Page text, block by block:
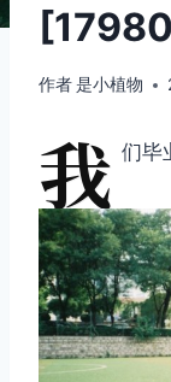
作者是小植物
我 们毕